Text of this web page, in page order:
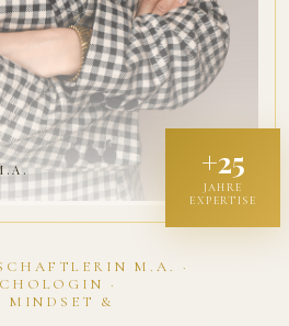
M.A. ·
·
MINDSET &
+25
JAHRE
EXPERTISE